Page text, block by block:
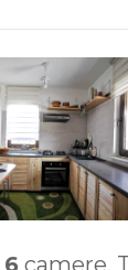
6 camere,